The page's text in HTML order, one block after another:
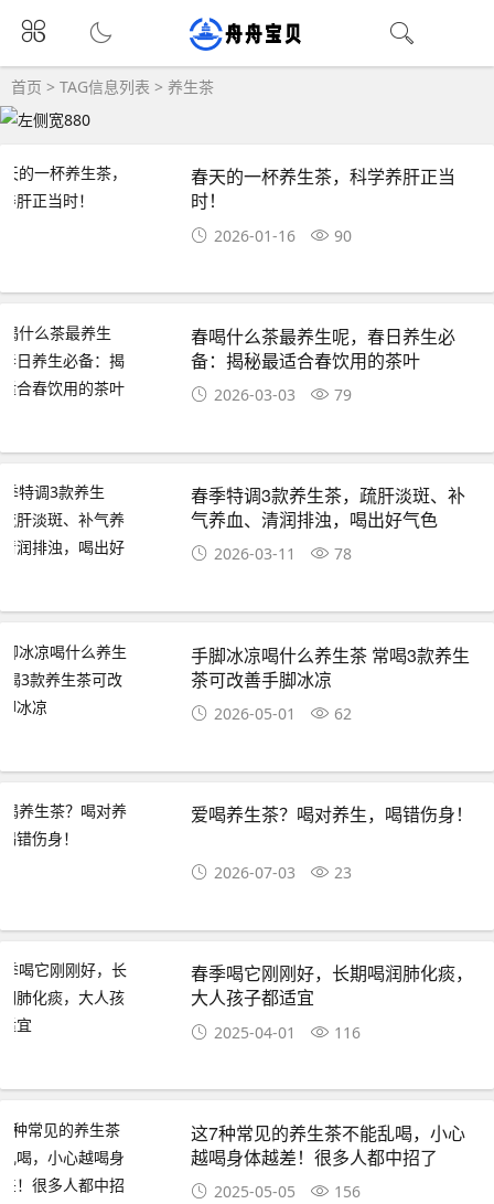
首页 > TAG信息列表 > 养生茶
春天的一杯养生茶，科学养肝正当
时！
2026-01-16 90
春喝什么茶最养生呢，春日养生必
备：揭秘最适合春饮用的茶叶
2026-03-03 79
春季特调3款养生茶，疏肝淡斑、补
气养血、清润排浊，喝出好气色
2026-03-11 78
手脚冰凉喝什么养生茶 常喝3款养生
茶可改善手脚冰凉
2026-05-01 62
爱喝养生茶？喝对养生，喝错伤身！
2026-07-03 23
春季喝它刚刚好，长期喝润肺化痰，
大人孩子都适宜
2025-04-01 116
这7种常见的养生茶不能乱喝，小心
越喝身体越差！很多人都中招了
2025-05-05 156